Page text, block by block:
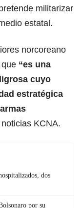
militarizar
estatal.
norcoreano
“es una
cuyo
estratégica
KCNA.
dos
por su